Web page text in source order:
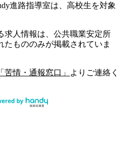
進路指導室は、高校生を対象
求人情報は、公共職業安定所
たもののみが掲載されていま
「苦情・通報窓口」
よりご連絡く